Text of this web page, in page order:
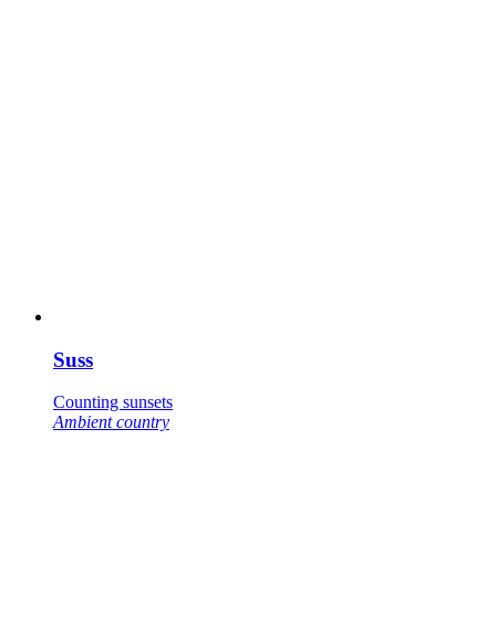
Suss
Counting sunsets
Ambient country